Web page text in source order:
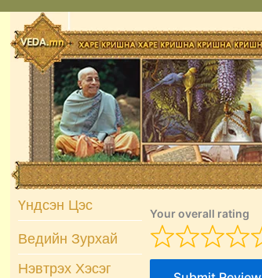
Skip
content
Үндсэн Цэс
Ведийн Зурхай
Нэвтрэх Хэсэг
Your overall rating